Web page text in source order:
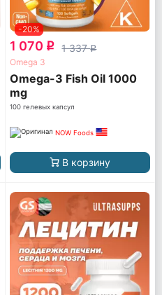
-20%
1 070 q 1 337q
Omega 3
Omega-3 Fish Oil 1000
mg
100 гелевых капсул
NOW Foods
В корзину